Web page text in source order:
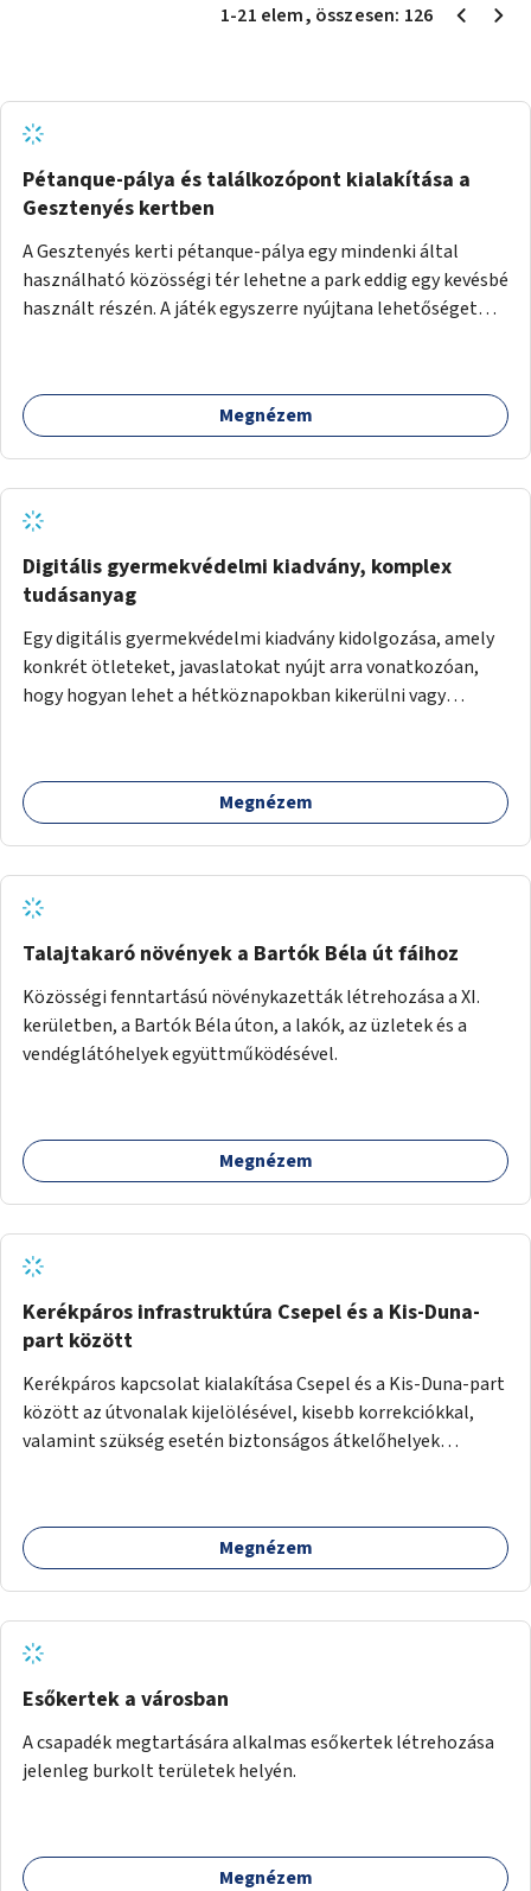
1-21 elem, összesen: 126
Pétanque-pálya és találkozópont kialakítása a
Gesztenyés kertben
A Gesztenyés kerti pétanque-pálya egy mindenki által
használható közösségi tér lehetne a park eddig egy kevésbé
használt részén. A játék egyszerre nyújtana lehetőséget
autizmussal vagy demenciával élő emberek számára is.
Megnézem
Digitális gyermekvédelmi kiadvány, komplex
tudásanyag
Egy digitális gyermekvédelmi kiadvány kidolgozása, amely
konkrét ötleteket, javaslatokat nyújt arra vonatkozóan,
hogy hogyan lehet a hétköznapokban kikerülni vagy
Megnézem
Talajtakaró növények a Bartók Béla út fáihoz
Közösségi fenntartású növénykazetták létrehozása a XI.
kerületben, a Bartók Béla úton, a lakók, az üzletek és a
vendéglátóhelyek együttműködésével.
Megnézem
Kerékpáros infrastruktúra Csepel és a Kis-Duna-
part között
Kerékpáros kapcsolat kialakítása Csepel és a Kis-Duna-part
között az útvonalak kijelölésével, kisebb korrekciókkal,
valamint szükség esetén biztonságos átkelőhelyek
Megnézem
Esőkertek a városban
A csapadék megtartására alkalmas esőkertek létrehozása
jelenleg burkolt területek helyén.
Megnézem